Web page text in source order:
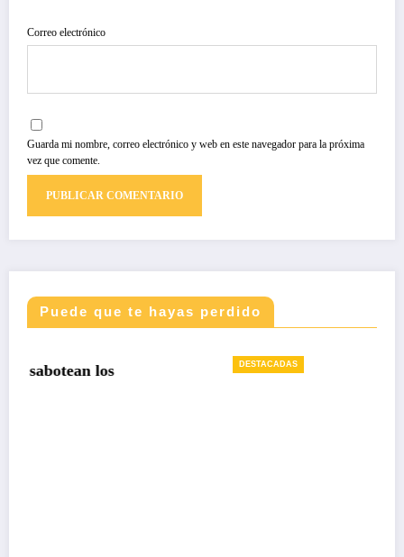
Correo electrónico
Guarda mi nombre, correo electrónico y web en este navegador para la próxima
vez que comente.
Puede que te hayas perdido
Bancamía logra la certificación carbono